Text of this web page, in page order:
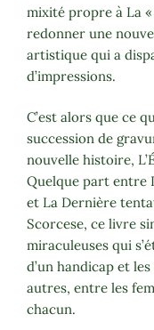
mixité propre à La
redonner une
artistique qui a
d’impressions.
C’est alors que ce
succession de
nouvelle histoire,
Quelque part entre
et La Dernière
Scorcese, ce livre
miraculeuses qui
d’un handicap et
autres, entre les
chacun.